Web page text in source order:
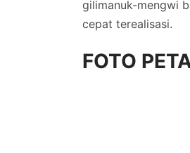
gilimanuk-mengwi
cepat terealisasi.
FOTO